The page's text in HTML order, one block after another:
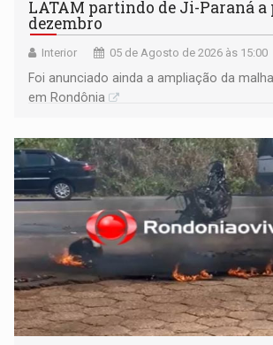
LATAM partindo de Ji-Paraná
dezembro
Interior 05 de Agosto de 2026 às 15:00
Foi anunciado ainda a ampliação da
em Rondônia